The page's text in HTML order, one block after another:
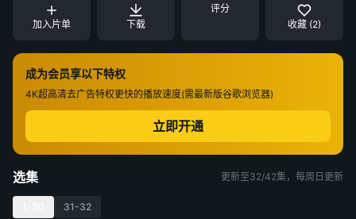
加入片单 下载
评分
收藏 (2)
成为会员享以下特权
4K超高清去广告特权更快的播放速度(需最新版谷歌浏览器)
立即开通
选集 更新至32/42集，每周日更新
31-32